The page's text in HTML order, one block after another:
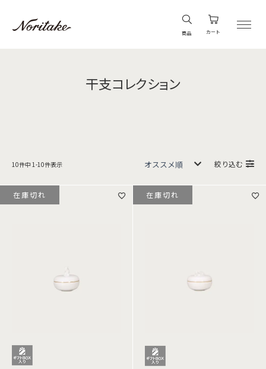
商品 カート
干支コレクション
10件中 1 -10件表示 絞り込む
在庫切れ 在庫切れ